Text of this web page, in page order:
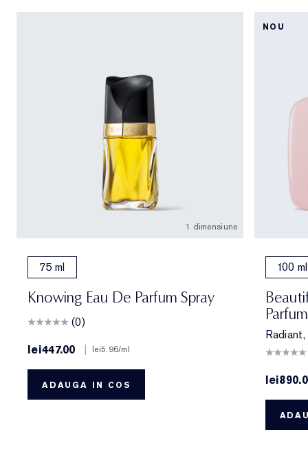
1 dimensiune
75 ml
Knowing Eau De Parfum Spray
(0)
lei447.00
lei5.96/ml
ADAUGA IN COS
NOU
100 ml